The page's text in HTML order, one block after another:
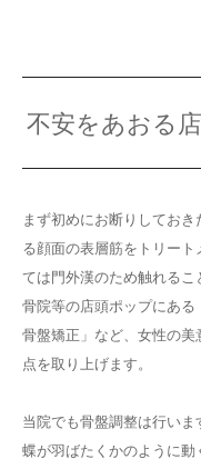
不安をあおる
まず初めにお断りしてお
る顔面の表層筋をトリー
ては門外漢のため触れる
骨院等の店頭ポップにあ
骨盤矯正」など、女性の
点を取り上げます。
当院でも骨盤調整は行い
蝶が羽ばたくかのように